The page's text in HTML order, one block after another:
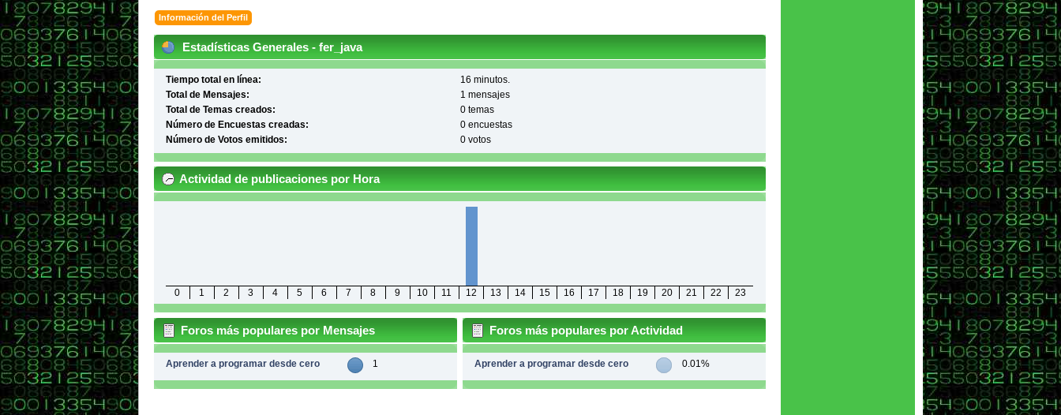
Información del Perfil
Estadísticas Generales - fer_java
Tiempo total en línea:
16 minutos.
Total de Mensajes:
1 mensajes
Total de Temas creados:
0 temas
Número de Encuestas creadas:
0 encuestas
Número de Votos emitidos:
0 votos
Actividad de publicaciones por Hora
0 1 2 3 4 5 6 7 8 9 10 11 12 13 14 15 16 17 18 19 20 21 22 23
Foros más populares por Mensajes
Aprender a programar desde cero 1
Foros más populares por Actividad
Aprender a programar desde cero 0.01%